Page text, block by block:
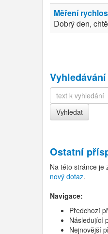
Měření
Dobrý den,
Ostatní
Na této stránce je
nový dotaz.
Navigace:
Předchozí
Následující
Nejnovější